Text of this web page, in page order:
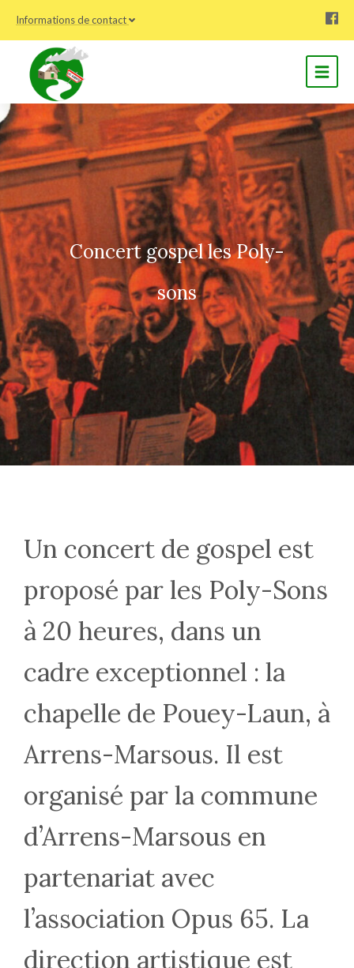
Informations de contact
Concert gospel les Poly-
sons
Un concert de gospel est
proposé par les Poly-Sons
à 20 heures, dans un
cadre exceptionnel : la
chapelle de Pouey-Laun, à
Arrens-Marsous. Il est
organisé par la commune
d’Arrens-Marsous en
partenariat avec
l’association Opus 65. La
direction artistique est